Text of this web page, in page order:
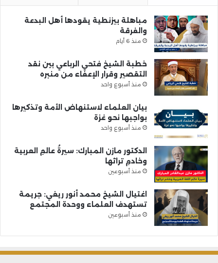
مباهلة بيزنطية يقودها أهل البدعة
والفرقة
منذ 6 أيام
خطبة الشيخ فتحي الرباعي بين نقد
التقصير وقرار الإعفاء من منبره
منذ أسبوع واحد
بيان العلماء لاستنهاض الأمة وتذكيرها
بواجبها نحو غزة
منذ أسبوع واحد
الدكتور مازن المبارك: سيرةُ عالمِ العربية
وخادمِ تراثها
منذ أسبوعين
اغتيال الشيخ محمد أنور ريغي: جريمة
تستهدف العلماء ووحدة المجتمع
منذ أسبوعين